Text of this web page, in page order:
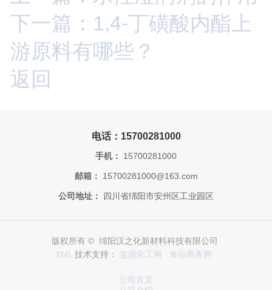
下一篇：1,4-丁磺酸内酯上
游原料有哪些？
返回
电话：15700281000
手机： 15700281000
邮箱： 15700281000@163.com
公司地址： 四川省绵阳市安州区工业园区
版权所有 © 绵阳汉之化新材料科技有限公司
XML 技术支持： 盖德化工网 食品商务网
公司首页